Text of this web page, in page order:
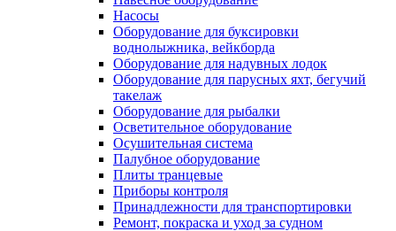
Насосы
Оборудование для буксировки
воднолыжника, вейкборда
Оборудование для надувных лодок
Оборудование для парусных яхт, бегучий
такелаж
Оборудование для рыбалки
Осветительное оборудование
Осушительная система
Палубное оборудование
Плиты транцевые
Приборы контроля
Принадлежности для транспортировки
Ремонт, покраска и уход за судном